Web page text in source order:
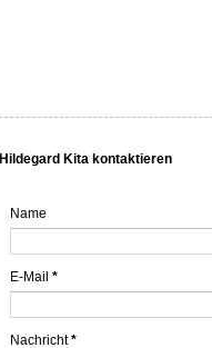
Hildegard Kita kontaktieren
Name
E-Mail *
Nachricht*